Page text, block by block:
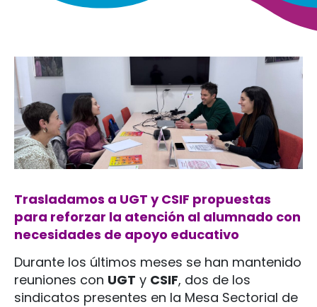
Trasladamos a UGT yCSIF propuestas
para reforzar la atención al alumnado con
necesidades de apoyo educativo
Durante los últimos meses se han mantenido
reuniones con UGT y CSIF, dos de los
sindicatos presentes en la Mesa Sectorial de